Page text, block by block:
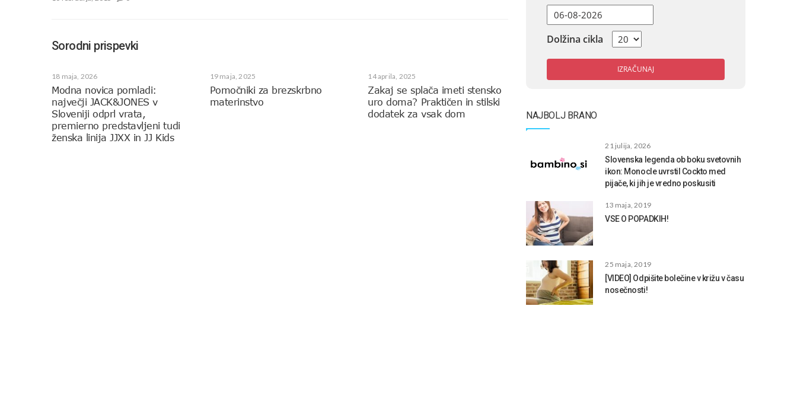
Sorodni prispevki
18 maja, 2026
Modna novica pomladi:
največji JACK&JONES v
Sloveniji odprl vrata,
premierno predstavljeni tudi
ženska linija JJXX in JJ Kids
19 maja, 2025
Pomočniki za brezskrbno
materinstvo
14 aprila, 2025
Zakaj se splača imeti stensko
uro doma? Praktičen in stilski
dodatek za vsak dom
Dolžina cikla
IZRAČUNAJ
NAJBOLJ BRANO
21 julija, 2026
Slovenska legenda ob boku svetovnih
ikon: Monocle uvrstil Cockto med
pijače, ki jih je vredno poskusiti
13 maja, 2019
VSE O POPADKIH!
25 maja, 2019
[VIDEO] Odpišite bolečine v križu v času
nosečnosti!